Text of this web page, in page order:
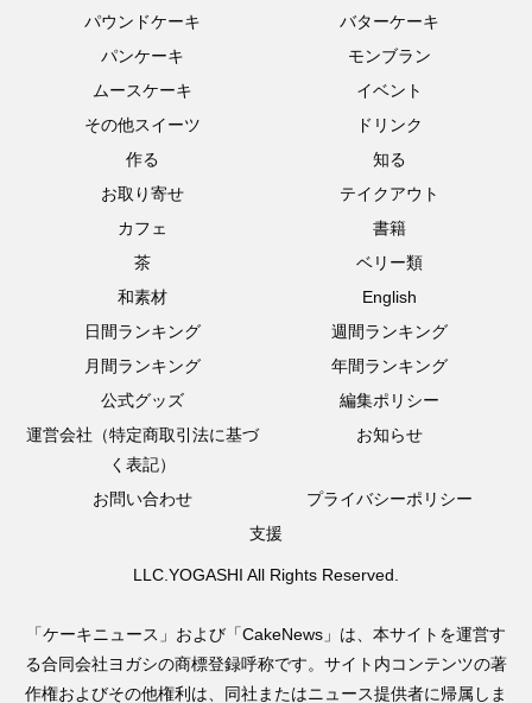
パウンドケーキ
バターケーキ
パンケーキ
モンブラン
ムースケーキ
イベント
その他スイーツ
ドリンク
作る
知る
お取り寄せ
テイクアウト
カフェ
書籍
茶
ベリー類
和素材
English
日間ランキング
週間ランキング
月間ランキング
年間ランキング
公式グッズ
編集ポリシー
運営会社（特定商取引法に基づ
く表記）
お知らせ
お問い合わせ
プライバシーポリシー
支援
LLC.YOGASHI All Rights Reserved.
「ケーキニュース」および「CakeNews」は、本サイトを運営す
る合同会社ヨガシの商標登録呼称です。サイト内コンテンツの著
作権およびその他権利は、同社またはニュース提供者に帰属しま